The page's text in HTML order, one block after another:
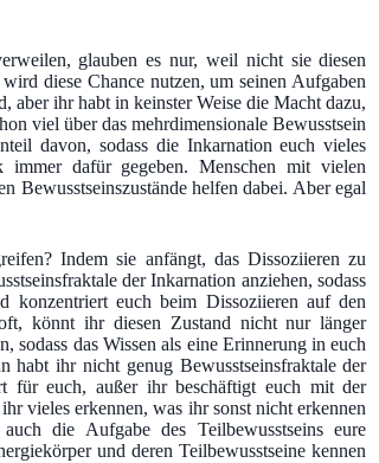
glauben es nur, weil nicht sie diesen
diese Chance nutzen, um seinen Aufgaben
aber ihr habt in keinster Weise die Macht dazu,
viel über das mehrdimensionale Bewusstsein
davon, sodass die Inkarnation euch vieles
dafür gegeben. Menschen mit vielen
Bewusstseinszustände helfen dabei. Aber egal
Indem sie anfängt, das Dissoziieren zu
der Inkarnation anziehen, sodass
konzentriert euch beim Dissoziieren auf den
könnt ihr diesen Zustand nicht nur länger
sodass das Wissen als eine Erinnerung in euch
habt ihr nicht genug Bewusstseinsfraktale der
für euch, außer ihr beschäftigt euch mit der
vieles erkennen, was ihr sonst nicht erkennen
die Aufgabe des Teilbewusstseins eure
und deren Teilbewusstseine kennen